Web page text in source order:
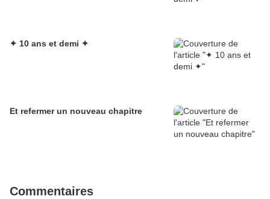
✦ 10 ans et demi ✦
Et refermer un nouveau chapitre
Commentaires